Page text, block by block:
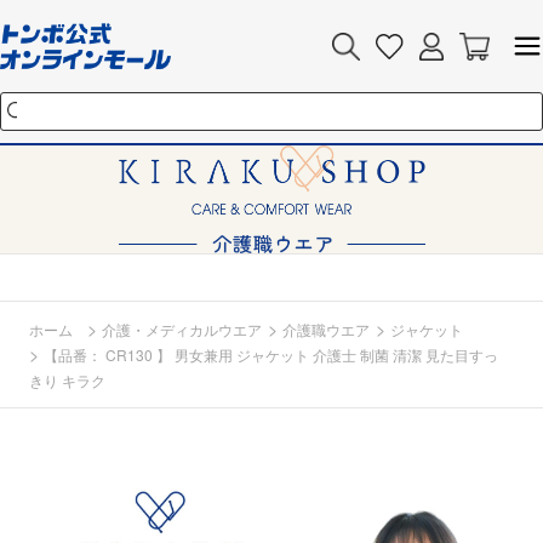
ホーム > 介護・メディカルウエア > 介護職ウエア > ジャケット
>
【品番： CR130 】 男女兼用 ジャケット 介護士 制菌 清潔 見た目すっ
きり キラク